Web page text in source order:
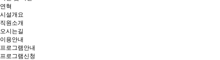
연혁
시설개요
직원소개
오시는길
이용안내
프로그램안내
프로그램신청